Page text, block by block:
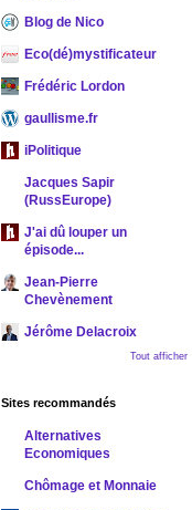
Blog de Nico
Eco(dé)mystificateur
Frédéric Lordon
gaullisme.fr
iPolitique
Jacques Sapir
(RussEurope)
J'ai dû louper un
épisode...
Jean-Pierre
Chevènement
Jérôme Delacroix
Tout afficher
Sites recommandés
Alternatives
Economiques
Chômage et Monnaie